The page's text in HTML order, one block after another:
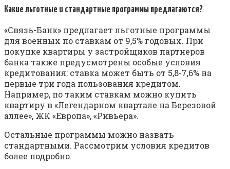
Какие льготные и стандартные программы предлагаются?
«Связь-Банк» предлагает льготные программы
для военных по ставкам от 9,5% годовых. При
покупке квартиры у застройщиков партнеров
банка также предусмотрены особые условия
кредитования: ставка может быть от 5,8-7,6% на
первые три года пользования кредитом.
Например, по таким ставкам можно купить
квартиру в «Легендарном квартале на Березовой
аллее», ЖК «Европа», «Ривьера».
Остальные программы можно назвать
стандартными. Рассмотрим условия кредитов
более подробно.